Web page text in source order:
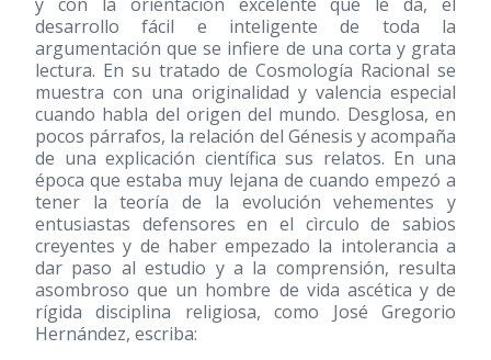
desarrollo fácil e inteligente de toda la
argumentación que se infiere de una corta y grata
lectura. En su tratado de Cosmología Racional se
muestra con una originalidad y valencia especial
cuando habla del origen del mundo. Desglosa, en
pocos párrafos, la relación del Génesis y acompaña
de una explicación científica sus relatos. En una
época que estaba muy lejana de cuando empezó a
tener la teoría de la evolución vehementes y
entusiastas defensores en el cìrculo de sabios
creyentes y de haber empezado la intolerancia a
dar paso al estudio y a la comprensión, resulta
asombroso que un hombre de vida ascética y de
rígida disciplina religiosa, como José Gregorio
Hernández, escriba: